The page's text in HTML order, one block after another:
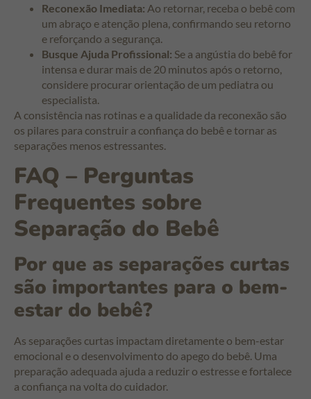
Reconexão Imediata: Ao retornar, receba o bebê com
um abraço e atenção plena, confirmando seu retorno
e reforçando a segurança.
Busque Ajuda Profissional: Se a angústia do bebê for
intensa e durar mais de 20 minutos após o retorno,
considere procurar orientação de um pediatra ou
especialista.
A consistência nas rotinas e a qualidade da reconexão são
os pilares para construir a confiança do bebê e tornar as
separações menos estressantes.
FAQ – Perguntas
Frequentes sobre
Separação do Bebê
Por que as separações curtas
são importantes para o bem-
estar do bebê?
As separações curtas impactam diretamente o bem-estar
emocional e o desenvolvimento do apego do bebê. Uma
preparação adequada ajuda a reduzir o estresse e fortalece
a confiança na volta do cuidador.